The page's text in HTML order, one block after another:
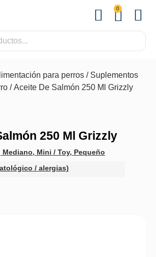
0
para perros / Suplementos
/ Aceite De Salmón 250 Ml Grizzly
250 Ml Grizzly
Mediano, Mini / Toy, Pequeño
/ alergias)